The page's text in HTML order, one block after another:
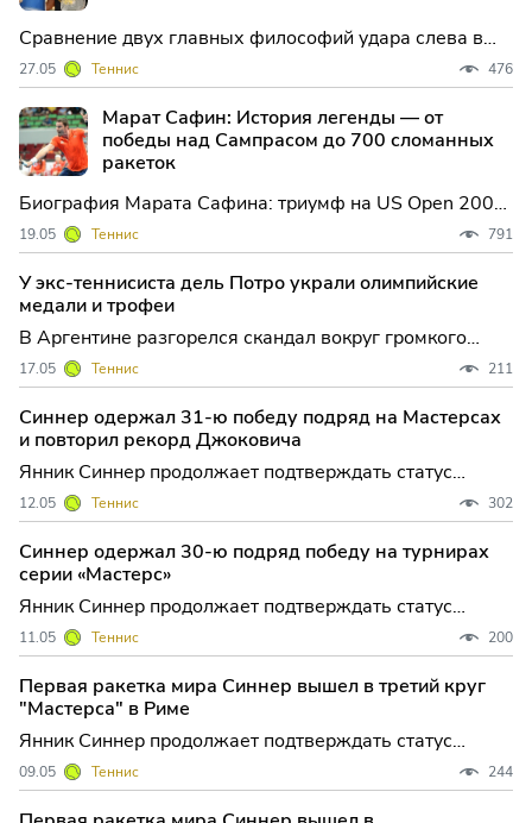
Сравнение двух главных философий удара слева в
современном теннисе. Разбор эстетики и мощи
одноручного бэкхенда Стэна Вавринки против
железной стабильности двуручного удара Новака
Джоковича
27.05 Теннис 476
Марат Сафин: История легенды — от
победы над Сампрасом до 700 сломанных
ракеток
Биография Марата Сафина: триумф на US Open 2000,
легендарное противостояние с Питом Сампрасом,
статистика сломанных ракеток и харизма первой
ракетки мира.
19.05 Теннис 791
У экс-теннисиста дель Потро украли олимпийские
медали и трофеи
В Аргентине разгорелся скандал вокруг громкого
ограбления: дом легендарного теннисиста Хуана
Мартина дель Потро в Тандиле подвергся нападению
неизвестных. Преступники вынесли из жилища одного
из самых титулованных спортсменов страны не только
ценные
17.05 Теннис 211
Синнер одержал 31-ю победу подряд на Мастерсах
и повторил рекорд Джоковича
Янник Синнер продолжает подтверждать статус
главной звезды итальянского тенниса: первая ракетка
мира уверенно прошёл в четвертьфинал домашнего
«Мастерса» в Риме, одержав очередную победу и
вписав своё имя в историю турниров этой категории. В
1/8 фина
12.05 Теннис 302
Синнер одержал 30-ю подряд победу на турнирах
серии «Мастерс»
Янник Синнер продолжает подтверждать статус
главной звезды мирового тенниса: в третьем раунде
«Мастерса» в Риме первая ракетка планеты не
оставил шансов австралийцу Алексею Попырину,
оформив уверенную победу и продлив свою
впечатляющую победную серию
11.05 Теннис 200
Первая ракетка мира Синнер вышел в третий круг
"Мастерса" в Риме
Янник Синнер продолжает подтверждать статус
первой ракетки мира, уверенно стартовав на
домашнем турнире в Риме. В матче второго круга
престижного "Мастерса" итальянец одолел
09.05 Теннис 244